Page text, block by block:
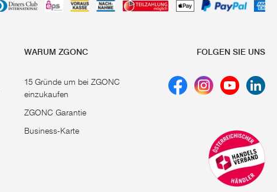
WARUM ZGONC
15 Gründe um bei ZGONC
einzukaufen
ZGONC Garantie
Business-Karte
FOLGEN SIE UNS